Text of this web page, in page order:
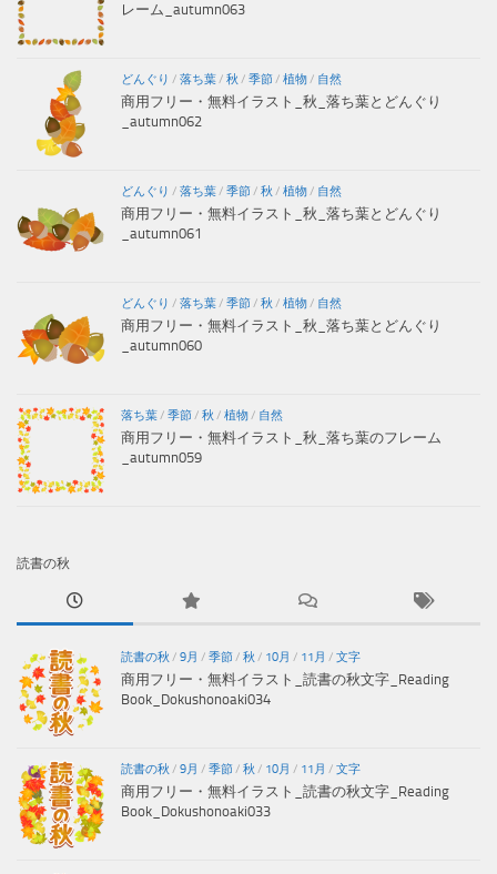
レーム_autumn063
どんぐり / 落ち葉/ 秋 / 季節/ 植物/ 自然
商用フリー・無料イラスト_秋_落ち葉とどんぐり
_autumn062
どんぐり / 落ち葉/ 季節/ 秋 / 植物/ 自然
商用フリー・無料イラスト_秋_落ち葉とどんぐり
_autumn061
どんぐり / 落ち葉/ 季節/ 秋 / 植物/ 自然
商用フリー・無料イラスト_秋_落ち葉とどんぐり
_autumn060
落ち葉/ 季節/ 秋 / 植物/ 自然
商用フリー・無料イラスト_秋_落ち葉のフレーム
_autumn059
読書の秋
読書の秋 / 9月 / 季節/ 秋 / 10月 / 11月 / 文字
商用フリー・無料イラスト_読書の秋文字_Reading
Book_Dokushonoaki034
読書の秋 / 9月 / 季節/ 秋 / 10月 / 11月 / 文字
商用フリー・無料イラスト_読書の秋文字_Reading
Book_Dokushonoaki033